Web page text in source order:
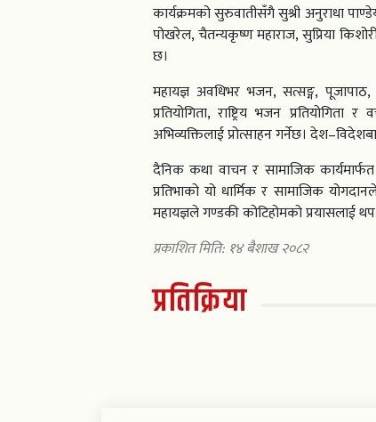
कार्यक्रमको सुरुवातीसँगै सुश्री अनुराधा
पोखरेल, चैतन्यकृष्ण महाराज, सुप्रिया
छ।
महायज्ञ अवधिभर भजन, सत्सङ्ग,
प्रतियोगिता, राष्ट्रिय भजन
अभिव्यक्तिलाई प्रोत्साहन गर्नेछ।
दैनिक कथा वाचन र सामाजिक
प्रतिभाको यो धार्मिक र सामाजिक
महायज्ञले गण्डकी कोटिहोमको प्रयासलाई
प्रकाशित मिति: १४ बैशाख २०८२
प्रतिक्रिया